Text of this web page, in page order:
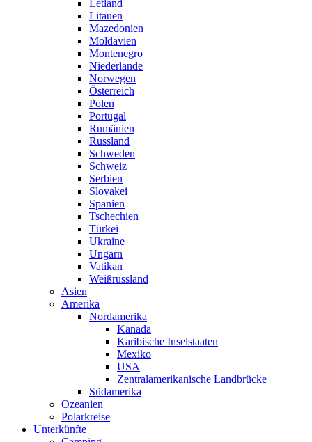
Letland
Litauen
Mazedonien
Moldavien
Montenegro
Niederlande
Norwegen
Österreich
Polen
Portugal
Rumänien
Russland
Schweden
Schweiz
Serbien
Slovakei
Spanien
Tschechien
Türkei
Ukraine
Ungarn
Vatikan
Weißrussland
Asien
Amerika
Nordamerika
Kanada
Karibische Inselstaaten
Mexiko
USA
Zentralamerikanische Landbrücke
Südamerika
Ozeanien
Polarkreise
Unterkünfte